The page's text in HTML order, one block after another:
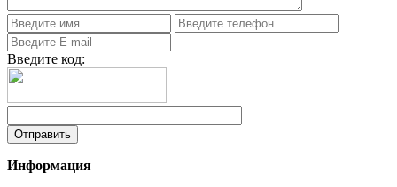
Введите код:
Информация